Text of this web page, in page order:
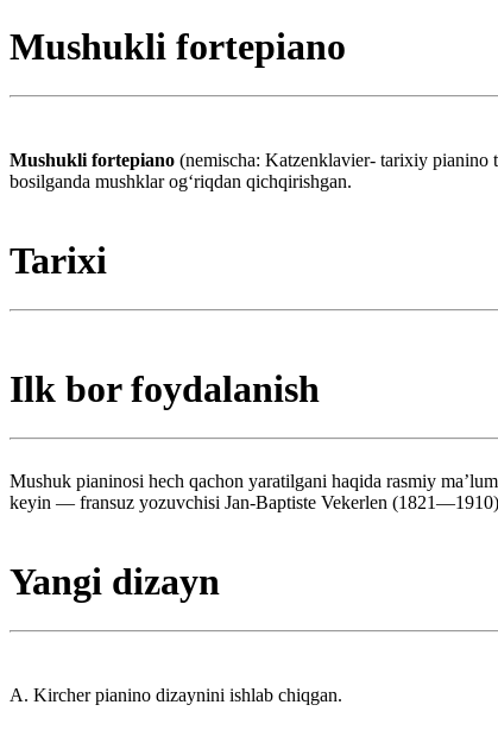
Mushukli fortepiano
Mushukli fortepiano (nemischa: Katzenklavier- tarixiy pianino
bosilganda mushklar ogʻriqdan qichqirishgan.
Tarixi
Ilk bor foydalanish
Mushuk pianinosi hech qachon yaratilgani haqida rasmiy
keyin — fransuz yozuvchisi Jan-Baptiste Vekerlen
Yangi dizayn
A. Kircher pianino dizaynini ishlab chiqgan.